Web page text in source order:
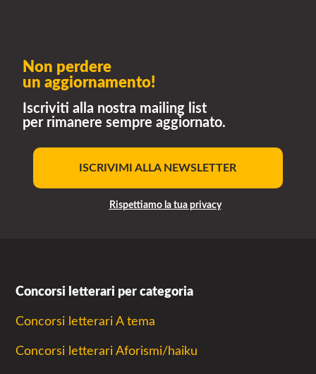
Non perdere
un aggiornamento!
Iscriviti alla nostra mailing list
per rimanere sempre aggiornato.
ISCRIVIMI ALLA NEWSLETTER
Rispettiamo la tua privacy
Concorsi letterari per categoria
Concorsi letterari A tema
Concorsi letterari Aforismi/haiku